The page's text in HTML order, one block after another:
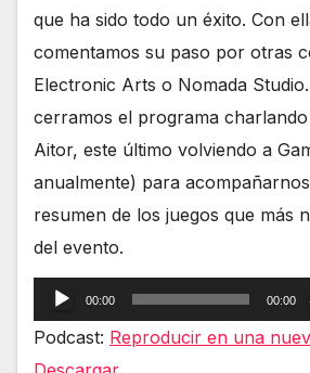
que ha sido todo un éxito. Con
comentamos su paso por otras
Electronic Arts o Nomada
cerramos el programa
Aitor, este último volviendo a
anualmente) para
resumen de los juegos que más
del evento.
Reproductor
de
audio
00:00 00:00
Podcast: Reproducir en una